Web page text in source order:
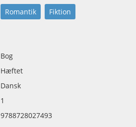
Romantik Fiktion
Bog
Hæftet
Dansk
1
9788728027493